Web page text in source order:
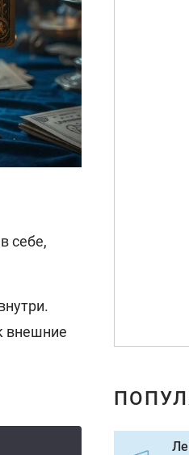
себе,
внешние